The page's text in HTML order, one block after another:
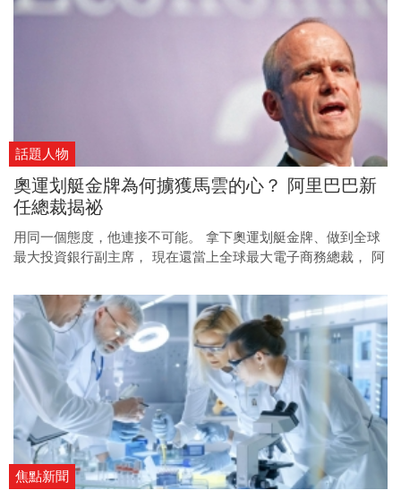
話題人物
奧運划艇金牌為何擄獲馬雲的心？ 阿里巴巴新
任總裁揭祕
用同一個態度，他連接不可能。 拿下奧運划艇金牌、做到全球
最大投資銀行副主席， 現在還當上全球最大電子商務總裁， 阿
別人都遠，他是怎麼做到的？
焦點新聞